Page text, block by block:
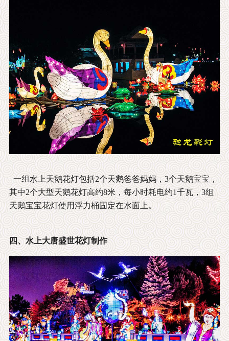
一组水上天鹅花灯包括2个天鹅爸爸妈妈，3个天鹅宝宝，
其中2个大型天鹅花灯高约8米，每小时耗电约1千瓦，3组
天鹅宝宝花灯使用浮力桶固定在水面上。
四、水上大唐盛世花灯制作